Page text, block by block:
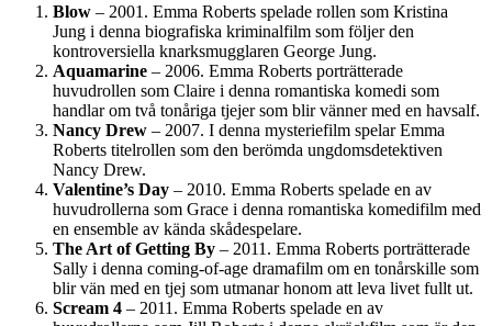
Blow – 2001. Emma Roberts spelade rollen som Kristina
Jung i denna biografiska kriminalfilm som följer den
kontroversiella knarksmugglaren George Jung.
Aquamarine – 2006. Emma Roberts porträtterade
huvudrollen som Claire i denna romantiska komedi som
handlar om två tonåriga tjejer som blir vänner med en havsalf.
Nancy Drew – 2007. I denna mysteriefilm spelar Emma
Roberts titelrollen som den berömda ungdomsdetektiven
Nancy Drew.
Valentine’s Day – 2010. Emma Roberts spelade en av
huvudrollerna som Grace i denna romantiska komedifilm med
en ensemble av kända skådespelare.
The Art of Getting By – 2011. Emma Roberts porträtterade
Sally i denna coming-of-age dramafilm om en tonårskille som
blir vän med en tjej som utmanar honom att leva livet fullt ut.
Scream 4 – 2011. Emma Roberts spelade en av